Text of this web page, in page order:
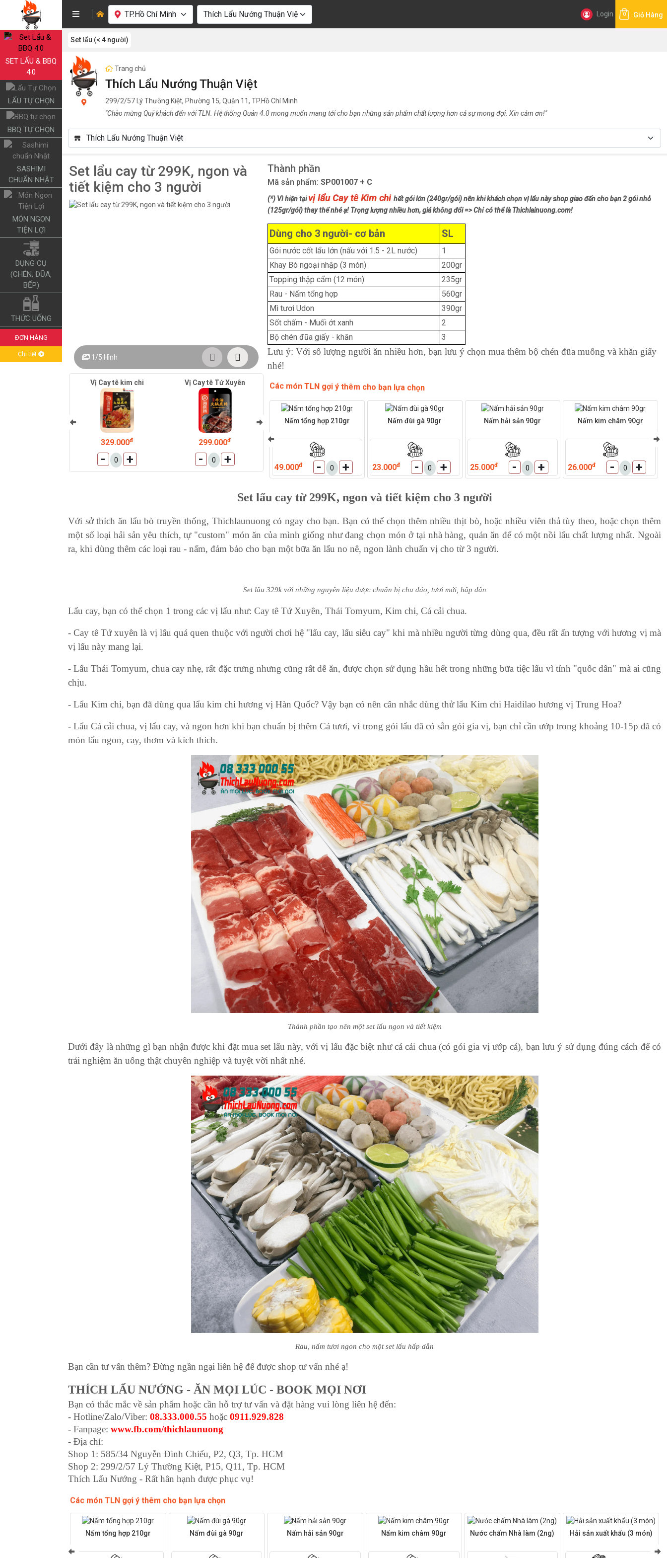
Login 0 Giỏ Hàng
Set lẩu (< 4 người)
Trang chủ
Thích Lẩu Nướng Thuận Việt
299/2/57 Lý Thường Kiệt, Phường 15, Quận 11, TP.Hồ Chí Minh
"Chào mừng Quý khách đến với TLN. Hệ thống Quán 4.0 mong muốn mang tới cho bạn những sản phẩm chất lượng hơn cả sự mong đợi. Xin cảm ơn!"
Set lẩu cay từ 299K, ngon và
tiết kiệm cho 3 người
1/5 Hình
Vị Cay tê kim chi
329.000đ
- +
Vị Cay tê Tứ Xuyên
299.000đ
- +
Vị Thái Tomyum
329.000đ
- +
Vị Cá cải chua
329.000đ
- +
Thành phần
Mã sản phẩm: SP001007 + C
(*) Vì hiện tạivị lẩu Cay tê Kim chi hết gói lớn (240gr/gói) nên khi khách chọn vị lẩu này shop giao đến cho bạn 2 gói nhỏ
(125gr/gói) thay thế nhé ạ! Trọng lượng nhiều hơn, giá không đổi => Chỉ có thể là Thichlainuong.com!
Dùng cho 3 người- cơ bản SL
Gói nước cốt lẩu lớn (nấu với 1.5 - 2L nước)
1
Khay Bò ngoại nhập (3 món)
200gr
Topping thập cẩm (12 món)
235gr
Rau - Nấm tổng hợp
560gr
Mì tươi Udon
390gr
Sốt chấm - Muối ớt xanh
2
Bộ chén đũa giấy - khăn
3
Lưu ý: Với số lượng người ăn nhiều hơn, bạn lưu ý chọn mua thêm bộ chén đũa muỗng và khăn giấy
nhé!
Các món TLN gợi ý thêm cho bạn lựa chọn
Nấm tổng hợp 210gr
49.000đ - +
Nấm đùi gà 90gr
23.000đ - +
Nấm hải sản 90gr
25.000đ - +
Nấm kim châm 90gr
26.000đ - +
Set lẩu cay từ 299K, ngon và tiết kiệm cho 3 người
Với sở thích ăn lẩu bò truyền thống, Thichlaunuong có ngay cho bạn. Bạn có thể chọn thêm nhiều thịt bò, hoặc nhiều viên thả tùy theo, hoặc chọn thêm
một số loại hải sản yêu thích, tự "custom" món ăn của mình giống như đang chọn món ở tại nhà hàng, quán ăn để có một nồi lẩu chất lượng nhất. Ngoài
ra, khi dùng thêm các loại rau - nấm, đảm bảo cho bạn một bữa ăn lẩu no nê, ngon lành chuẩn vị cho từ 3 người.
Set lẩu 329k với những nguyên liệu được chuẩn bị chu đáo, tươi mới, hấp dẫn
Lẩu cay, bạn có thể chọn 1 trong các vị lẩu như: Cay tê Tứ Xuyên, Thái Tomyum, Kim chi, Cá cải chua.
- Cay tê Tứ xuyên là vị lẩu quá quen thuộc với người chơi hệ "lẩu cay, lẩu siêu cay" khi mà nhiều người từng dùng qua, đều rất ấn tượng với hương vị mà
vị lẩu này mang lại.
- Lẩu Thái Tomyum, chua cay nhẹ, rất đặc trưng nhưng cũng rất dễ ăn, được chọn sử dụng hầu hết trong những bữa tiệc lẩu vì tính "quốc dân" mà ai cũng
chịu.
- Lẩu Kim chi, bạn đã dùng qua lẩu kim chi hương vị Hàn Quốc? Vậy bạn có nên cân nhắc dùng thử lẩu Kim chi Haidilao hương vị Trung Hoa?
- Lẩu Cá cải chua, vị lẩu cay, và ngon hơn khi bạn chuẩn bị thêm Cá tươi, vì trong gói lẩu đã có sẵn gói gia vị, bạn chỉ cần ướp trong khoảng 10-15p đã có
món lẩu ngon, cay, thơm và kích thích.
Thành phần tạo nên một set lẩu ngon và tiết kiệm
Dưới đây là những gì bạn nhận được khi đặt mua set lẩu này, với vị lẩu đặc biệt như cá cải chua (có gói gia vị ướp cá), bạn lưu ý sử dụng đúng cách để có
trải nghiệm ăn uống thật chuyên nghiệp và tuyệt vời nhất nhé.
Rau, nấm tươi ngon cho một set lẩu hấp dẫn
Bạn cần tư vấn thêm? Đừng ngần ngại liên hệ để được shop tư vấn nhé ạ!
THÍCH LẨU NƯỚNG - ĂN MỌI LÚC - BOOK MỌI NƠI
Bạn có thắc mắc về sản phẩm hoặc cần hỗ trợ tư vấn và đặt hàng vui lòng liên hệ đến:
- Hotline/Zalo/Viber: 08.333.000.55 hoặc 0911.929.828
- Fanpage: www.fb.com/thichlaunuong
- Địa chỉ:
Shop 1: 585/34 Nguyễn Đình Chiểu, P2, Q3, Tp. HCM
Shop 2: 299/2/57 Lý Thường Kiệt, P15, Q11, Tp. HCM
Thích Lẩu Nướng - Rất hân hạnh được phục vụ!
Các món TLN gợi ý thêm cho bạn lựa chọn
Nấm tổng hợp 210gr Nấm đùi gà 90gr Nấm hải sản 90gr Nấm kim châm 90gr Nước chấm Nhà làm (2ng) Hải sản xuất khẩu (3 món)
SET LẨU & BBQ
4.0
LẨU TỰ CHỌN
BBQ TỰ CHỌN
SASHIMI
CHUẨN NHẬT
MÓN NGON
TIỆN LỢI
DỤNG CỤ
(CHÉN, ĐŨA,
BẾP)
THỨC UỐNG
ĐƠN HÀNG
Chi tiết